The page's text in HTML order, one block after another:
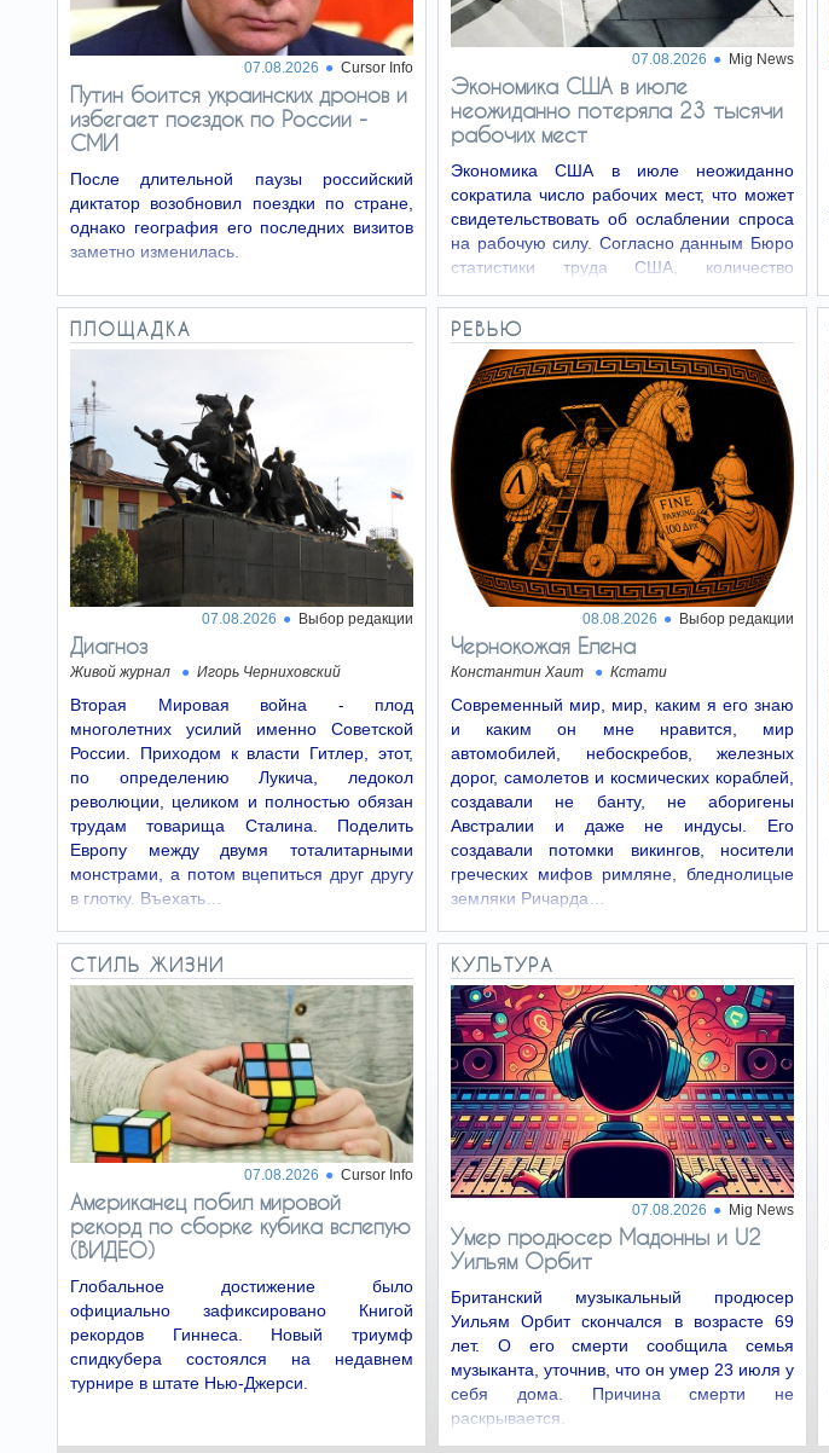
07.08.2026 Cursor Info
Путин боится украинских дронов и
избегает поездок по России -
СМИ
После длительной паузы российский
диктатор возобновил поездки по стране,
однако география его последних визитов
заметно изменилась.
07.08.2026 Mig News
Экономика США в июле
неожиданно потеряла 23 тысячи
рабочих мест
Экономика США в июле неожиданно
сократила число рабочих мест, что может
свидетельствовать об ослаблении спроса
на рабочую силу. Согласно данным Бюро
статистики труда США, количество
рабочих мест вне…
ПЛОЩАДКА
07.08.2026 Выбор редакции
Диагноз
Живой журнал Игорь Черниховский
Вторая Мировая война - плод
многолетних усилий именно Советской
России. Приходом к власти Гитлер, этот,
по определению Лукича, ледокол
революции, целиком и полностью обязан
трудам товарища Сталина. Поделить
Европу между двумя тоталитарными
монстрами, а потом вцепиться друг другу
в глотку. Въехать…
РЕВЬЮ
08.08.2026 Выбор редакции
Чернокожая Елена
Константин Хаит Кстати
Современный мир, мир, каким я его знаю
и каким он мне нравится, мир
автомобилей, небоскребов, железных
дорог, самолетов и космических кораблей,
создавали не банту, не аборигены
Австралии и даже не индусы. Его
создавали потомки викингов, носители
греческих мифов римляне, бледнолицые
земляки Ричарда…
СТИЛЬ ЖИЗНИ
07.08.2026 Cursor Info
Американец побил мировой
рекорд по сборке кубика вслепую
(ВИДЕО)
Глобальное достижение было
официально зафиксировано Книгой
рекордов Гиннеса. Новый триумф
спидкубера состоялся на недавнем
турнире в штате Нью-Джерси.
КУЛЬТУРА
07.08.2026 Mig News
Умер продюсер Мадонны и U2
Уильям Орбит
Британский музыкальный продюсер
Уильям Орбит скончался в возрасте 69
лет. О его смерти сообщила семья
музыканта, уточнив, что он умер 23 июля у
себя дома. Причина смерти не
раскрывается.